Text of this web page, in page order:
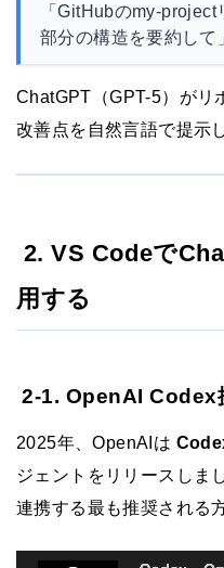
「GitHubのmy-
部分の構造を要約して
ChatGPT（GPT-5）がリ
改善点を自然言語で提示
2. VS Codeで
用する
2-1. OpenAI Codex
2025年、OpenAIは
ジェントをリリースしま
連携する最も推奨される